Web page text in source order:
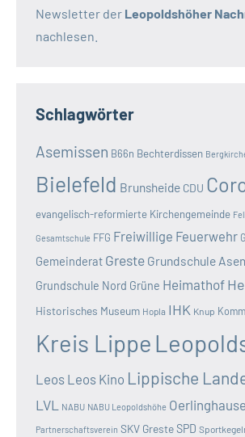
Newsletter der Leopoldshöher
nachlesen.
Schlagwörter
Asemissen B66n Bechterdissen
Bielefeld Brunsheide CDU
evangelisch-reformierte Kirchengemeinde
Gesamtschule FFG Freiwillige Feuerwehr
Gemeinderat Greste Grundschule
Grundschule Nord Grüne Heimathof
Historisches Museum Hopla IHK Knup
Kreis Lippe
Leos Leos Kino Lippische
LVL NABU NABU Leopoldshöhe
Partnerschaftsverein SKV GresteSPD